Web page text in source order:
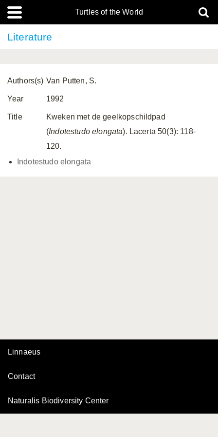
Turtles of the World
Literature
Authors(s) Van Putten, S.
Year 1992
Title
Kweken met de geelkopschildpad
(Indotestudo elongata). Lacerta 50(3): 118-
120.
Indotestudo elongata
Linnaeus
Contact
Naturalis Biodiversity Center